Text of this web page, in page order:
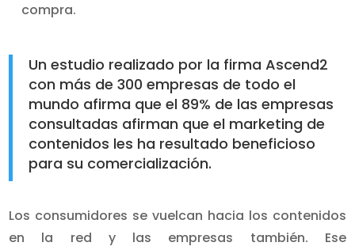
compra.
Un estudio realizado por la firma Ascend2
con más de 300 empresas de todo el
mundo afirma que el 89% de las empresas
consultadas afirman que el marketing de
contenidos les ha resultado beneficioso
para su comercialización.
Los consumidores se vuelcan hacia los contenidos
en la red y las empresas también. Ese